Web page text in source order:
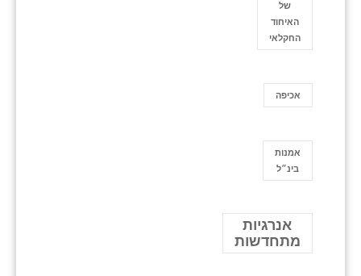
של
האיחוד
החקלאי
אכיפה
אמנות
בינ״ל
אנרגיות
מתחדשות